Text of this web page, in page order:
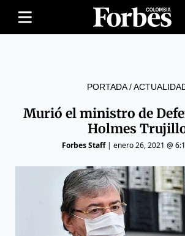
PORTADA/
Murió el ministro de
Holmes
Forbes Staff| enero 26, 2021 @